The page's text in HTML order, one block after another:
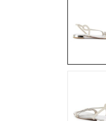
Bildgalerie
springen